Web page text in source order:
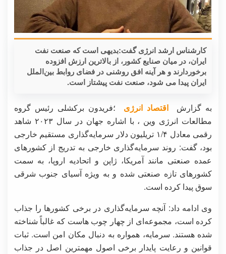
کارشناس ارشد انرژی گفت:بدیهی است که صنعت نفت
ایران، در میان صنایع کشور، از بالاترین ارزش افزوده
برخوردارند و هر آینه افق روشنی در فضای روابط بین‌الملل
ایران پیدا می شود، صنعت نفت پیشتاز است.
به گزارش اقتصاد انرژی ؛فریدون برکشلی رئیس گروه
مطالعات انرژی وین ، با اشاره جهان در سال ۲۰۲۳ شاهد
رقمی معادل ۱/۴ تریلیون دلار سرمایه‌گذاری مستقیم خارجی
بود، گفت: روند سرمایه‌گذاری خارجی به تدریج از کشورهای
عمده صنعتی مانند آمریکا، ژاپن و اتحادیه اروپا، به سمت
کشورهای تازه صنعتی شده و به ویژه آسیای جنوب شرقی
سوق پیدا کرده است.
وی ادامه داد: آنچه سرمایه‌گذاری در برخی کشورها را جذاب
کرده است، مجموعه‌ای از چهار چوب هاست که غالباً شناخته
شده هستند. سرمایه، همواره به دنبال مکان امن است. ثبات
قوانین و رعایت پایدار برخی اصول مهمترین اصل در جذاب